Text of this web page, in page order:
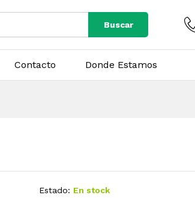
Buscar
Contacto Donde Estamos
Estado: En stock